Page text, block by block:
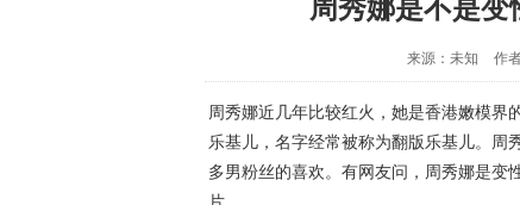
周秀娜是不是
来源：未知 作
周秀娜近几年比较红火，她是香港嫩模界
乐基儿，名字经常被称为翻版乐基儿。周
多男粉丝的喜欢。有网友问，周秀娜是变